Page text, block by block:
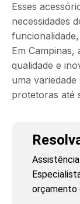
Esses
necessidades
Em Campinas,
qualidade e
uma
protetoras até
orçamento